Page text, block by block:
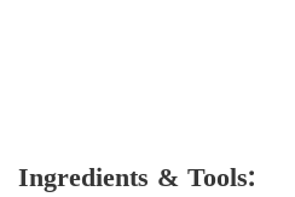
Ingredients & Tools: